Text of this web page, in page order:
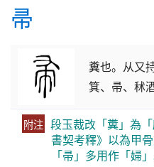
帚
糞也。从又
箕、帚、秫
附注 段玉裁改「糞」為
書契考釋》以為甲
「帚」多用作「婦」